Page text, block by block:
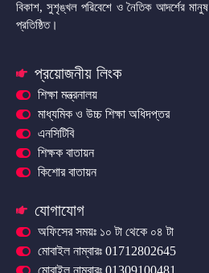
বিকাশ, সুশৃঙ্খল পরিবেশে ও নৈতিক আদর্শের মানুষ
প্রতিষ্ঠিত।
প্রয়োজনীয় লিংক
শিক্ষা মন্ত্রনালয়
মাধ্যমিক ও উচ্চ শিক্ষা অধিদপ্তর
এনসিটিবি
শিক্ষক বাতায়ন
কিশোর বাতায়ন
যোগাযোগ
অফিসের সময়ঃ ১০ টা থেকে ০৪ টা
মোবাইল নাম্বারঃ 01712802645